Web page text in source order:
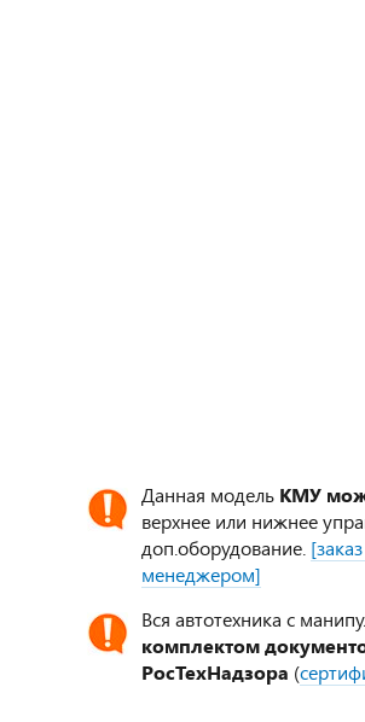
Данная модель КМУ
верхнее или нижнее
доп.оборудование.
менеджером]
Вся автотехника с
комплектом
РосТехНадзора (